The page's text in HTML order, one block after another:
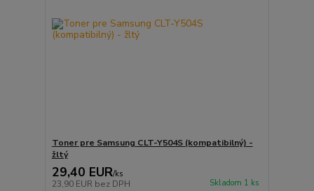
Toner pre Samsung CLT-Y504S (kompatibilný) -
žltý
29,40 EUR/ks
23,90 EUR bez DPH Skladom 1 ks